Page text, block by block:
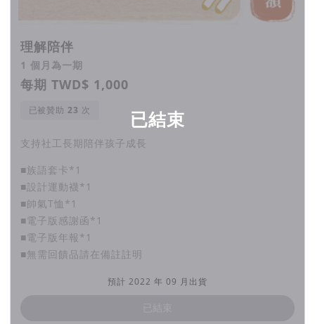
（回饋品設計為示意圖，實際款式以正式設計為主）
風險與變數
本次群眾集資計劃由「社團法人新北市樂窩社區服務協會」發起。
集資結束後，我們將會依承諾時間給付所有贊助者回饋品，也會使命必達
完成集資目標，若回饋品給付及集資目標執行過程中有任何變因或時程調
整，都將主動以粉專貼文及 email 電子郵件通知報告所有支持此專案的
贊助者，期間有任何問題也都可以寄信至客服信箱與我們聯繫，再次感謝
大家的支持。
▍聯絡資訊
協會信箱：twcs2018@gmail.com
已結束
理解陪伴
1 個月為一期
每期 TWD$ 1,000
已被贊助 次
支持社工長期陪伴孩子成長
■族語套卡*1
■設計運動襪*1
■帥氣T恤*1
■電子版感謝函*1
■電子版年報*1
■無需回饋品請在備註註明
預計 2022 年 09 月出貨